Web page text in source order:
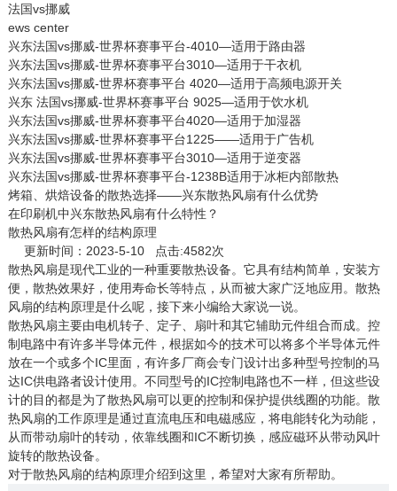
法国vs挪威
ews center
兴东法国vs挪威-世界杯赛事平台-4010—适用于路由器
兴东法国vs挪威-世界杯赛事平台3010—适用于干衣机
兴东法国vs挪威-世界杯赛事平台 4020—适用于高频电源开关
兴东 法国vs挪威-世界杯赛事平台 9025—适用于饮水机
兴东法国vs挪威-世界杯赛事平台4020—适用于加湿器
兴东法国vs挪威-世界杯赛事平台1225——适用于广告机
兴东法国vs挪威-世界杯赛事平台3010—适用于逆变器
兴东法国vs挪威-世界杯赛事平台-1238B适用于冰柜内部散热
烤箱、烘焙设备的散热选择——兴东散热风扇有什么优势
在印刷机中兴东散热风扇有什么特性？
散热风扇有怎样的结构原理
更新时间：2023-5-10 点击:4582次
散热风扇是现代工业的一种重要散热设备。它具有结构简单，安装方
便，散热效果好，使用寿命长等特点，从而被大家广泛地应用。散热
风扇的结构原理是什么呢，接下来小编给大家说一说。
散热风扇主要由电机转子、定子、扇叶和其它辅助元件组合而成。控
制电路中有许多半导体元件，根据如今的技术可以将多个半导体元件
放在一个或多个IC里面，有许多厂商会专门设计出多种型号控制的马
达IC供电路者设计使用。不同型号的IC控制电路也不一样，但这些设
计的目的都是为了散热风扇可以更的控制和保护提供线圈的功能。散
热风扇的工作原理是通过直流电压和电磁感应，将电能转化为动能，
从而带动扇叶的转动，依靠线圈和IC不断切换，感应磁环从带动风叶
旋转的散热设备。
对于散热风扇的结构原理介绍到这里，希望对大家有所帮助。